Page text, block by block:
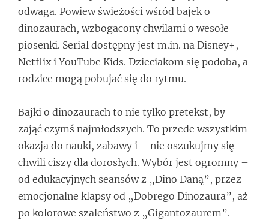
odwaga. Powiew świeżości wśród bajek o
dinozaurach, wzbogacony chwilami o wesołe
piosenki. Serial dostępny jest m.in. na Disney+,
Netflix i YouTube Kids. Dzieciakom się podoba, a
rodzice mogą pobujać się do rytmu.
Bajki o dinozaurach to nie tylko pretekst, by
zająć czymś najmłodszych. To przede wszystkim
okazja do nauki, zabawy i – nie oszukujmy się –
chwili ciszy dla dorosłych. Wybór jest ogromny –
od edukacyjnych seansów z „Dino Daną”, przez
emocjonalne klapsy od „Dobrego Dinozaura”, aż
po kolorowe szaleństwo z „Gigantozaurem”.